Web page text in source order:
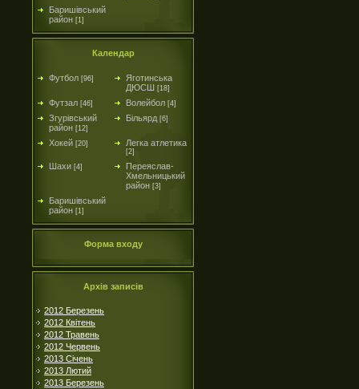
Баришівський
район [1]
Календар
Футбол [96]
Яготинська
ДЮСШ [18]
Футзал [46] Волейбол [4]
Згурівський
район [12]
Більярд [6]
Хокей [20] Легка атлетика
[2]
Шахи [4]
Переяслав-
Хмельницький
район [3]
Баришівський
район [1]
Форма входу
Архів записів
2012 Березень
2012 Квітень
2012 Травень
2012 Червень
2013 Січень
2013 Лютий
2013 Березень